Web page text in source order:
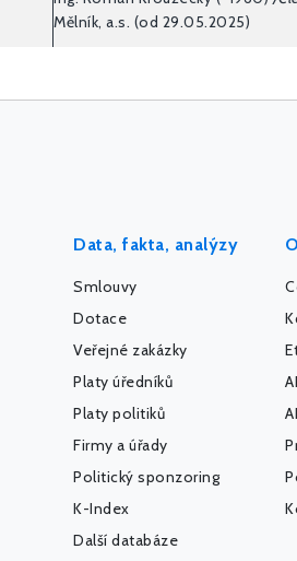
Mělník, a.s. (od 29.05.2025)
Data, fakta, analýzy
Smlouvy
Dotace
Veřejné zakázky
Platy úředníků
Platy politiků
Firmy a úřady
Politický sponzoring
K-Index
Další databáze